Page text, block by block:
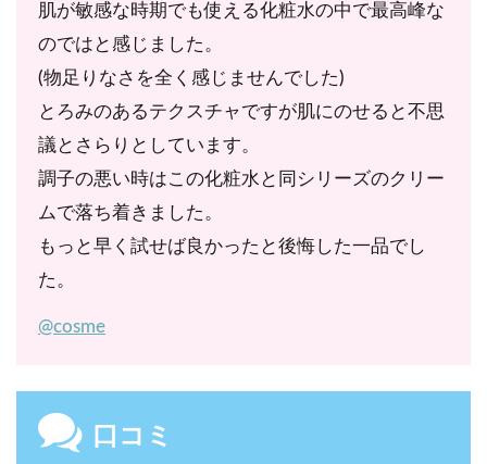
ジメチルシラン、エチルヘキシルグリセリン、カル
ボマー、キサンタンガム、水酸化Ｋ、オレイン酸ポ
リグリセリル－２、セタノール、フェノキシエタノ
ール
肌が敏感な時期でも使える化粧水の中で最高峰な
のではと感じました。
(物足りなさを全く感じませんでした)
とろみのあるテクスチャですが肌にのせると不思
議とさらりとしています。
調子の悪い時はこの化粧水と同シリーズのクリー
ムで落ち着きました。
もっと早く試せば良かったと後悔した一品でし
た。
@cosme
口コミ